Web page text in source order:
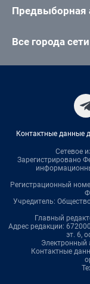
Предвыборная
Все города сети
Контактные данные
Сетевое
Зарегистрировано
Регистрационный
Учредитель:
Главный
Адрес редакции:
эт. 6,
Электронный
Контактные